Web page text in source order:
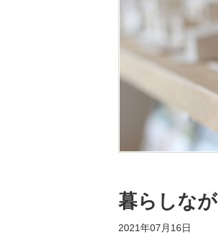
暮らしな
2021年07月16日